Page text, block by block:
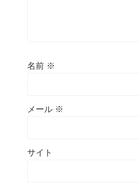
名前 ※
メール ※
サイト